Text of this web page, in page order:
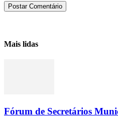
Mais lidas
Fórum de Secretários